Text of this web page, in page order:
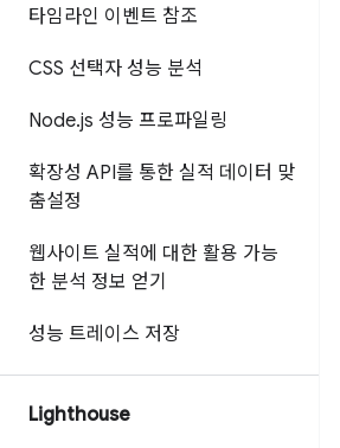
타임라인 이벤트 참조
CSS 선택자 성능 분석
Node.js 성능 프로파일링
확장성 API를 통한 실적 데이터 맞
춤설정
웹사이트 실적에 대한 활용 가능
한 분석 정보 얻기
성능 트레이스 저장
Lighthouse